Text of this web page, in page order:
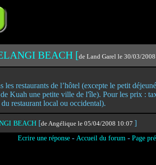
BEACH [de Land Garel le 30/03/
les restaurants de l’hôtel (excepte le petit
de Kuah une petite ville de l'île). Pour les prix :
restaurant local ou occidental).
BEACH [de Angélique le 05/04/2008 10:07 ]
Ecrire une réponse- Accueil du forum - Page